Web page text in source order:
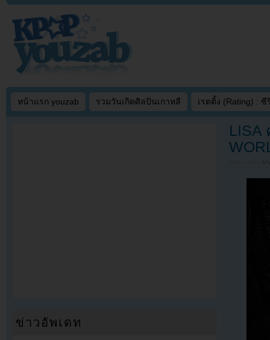
หน้าแรก youzab รวมวันเกิดศิลปินเกาหลี เรตติ้ง (Rating) : ซี
LISA
ข่าวอัพเดท